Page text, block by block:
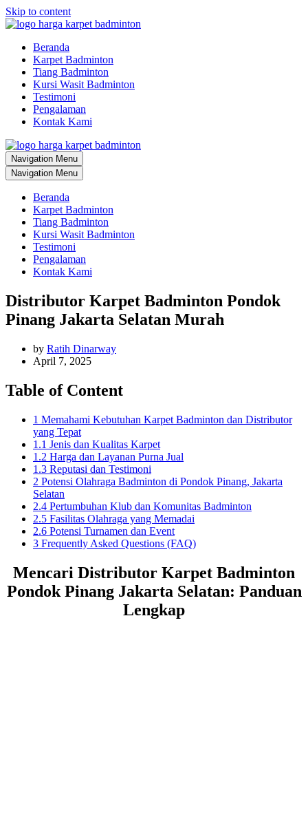
Skip to content
Beranda
Karpet Badminton
Tiang Badminton
Kursi Wasit Badminton
Testimoni
Pengalaman
Kontak Kami
Navigation Menu
Navigation Menu
Beranda
Karpet Badminton
Tiang Badminton
Kursi Wasit Badminton
Testimoni
Pengalaman
Kontak Kami
Distributor Karpet Badminton Pondok
Pinang Jakarta Selatan Murah
by Ratih Dinarway
April 7, 2025
Table of Content
1 Memahami Kebutuhan Karpet Badminton dan Distributor
yang Tepat
1.1 Jenis dan Kualitas Karpet
1.2 Harga dan Layanan Purna Jual
1.3 Reputasi dan Testimoni
2 Potensi Olahraga Badminton di Pondok Pinang, Jakarta
Selatan
2.4 Pertumbuhan Klub dan Komunitas Badminton
2.5 Fasilitas Olahraga yang Memadai
2.6 Potensi Turnamen dan Event
3 Frequently Asked Questions (FAQ)
Mencari Distributor Karpet Badminton
Pondok Pinang Jakarta Selatan: Panduan
Lengkap